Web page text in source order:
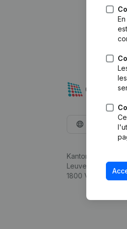
Français
Kantorenpark
1800 Vilvoorde